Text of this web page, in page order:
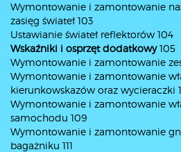
Wymontowanie i zamontowanie
zasięg świateł 103
Ustawianie świateł reflektorów 104
Wskaźniki i osprzęt dodatkowy105
Wymontowanie i zamontowanie
Wymontowanie i zamontowanie
kierunkowskazów oraz wycieraczki
Wymontowanie i zamontowanie
samochodu 109
Wymontowanie i zamontowanie
bagażniku 111